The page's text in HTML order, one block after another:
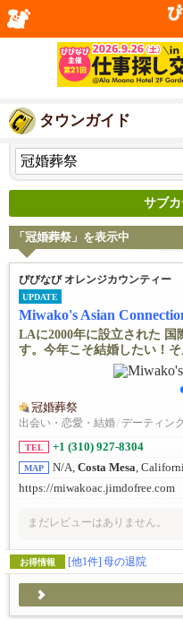
タウンガイド
サブ
「冠婚葬祭」を表示中
びびなび オレンジカウンティー
UPDATE
Miwako's Asian
LAに2000年に設立された
す。今年こそ結婚したい！
冠婚葬祭
出会い・恋愛・結婚/ デーティン
TEL +1 (310) 927-8304
MAP N/A, Costa Mesa ,
https://miwakoac.jimdofree.com
まだレビューはありません。
お得情報 [他1件] 母の退院